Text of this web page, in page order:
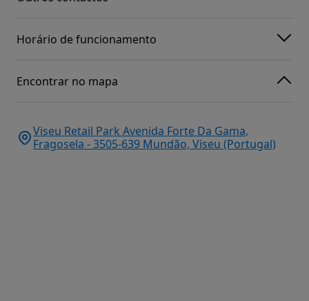
Horário de funcionamento
Encontrar no mapa
Viseu Retail Park Avenida Forte Da Gama,
Fragosela - 3505-639 Mundão, Viseu (Portugal)